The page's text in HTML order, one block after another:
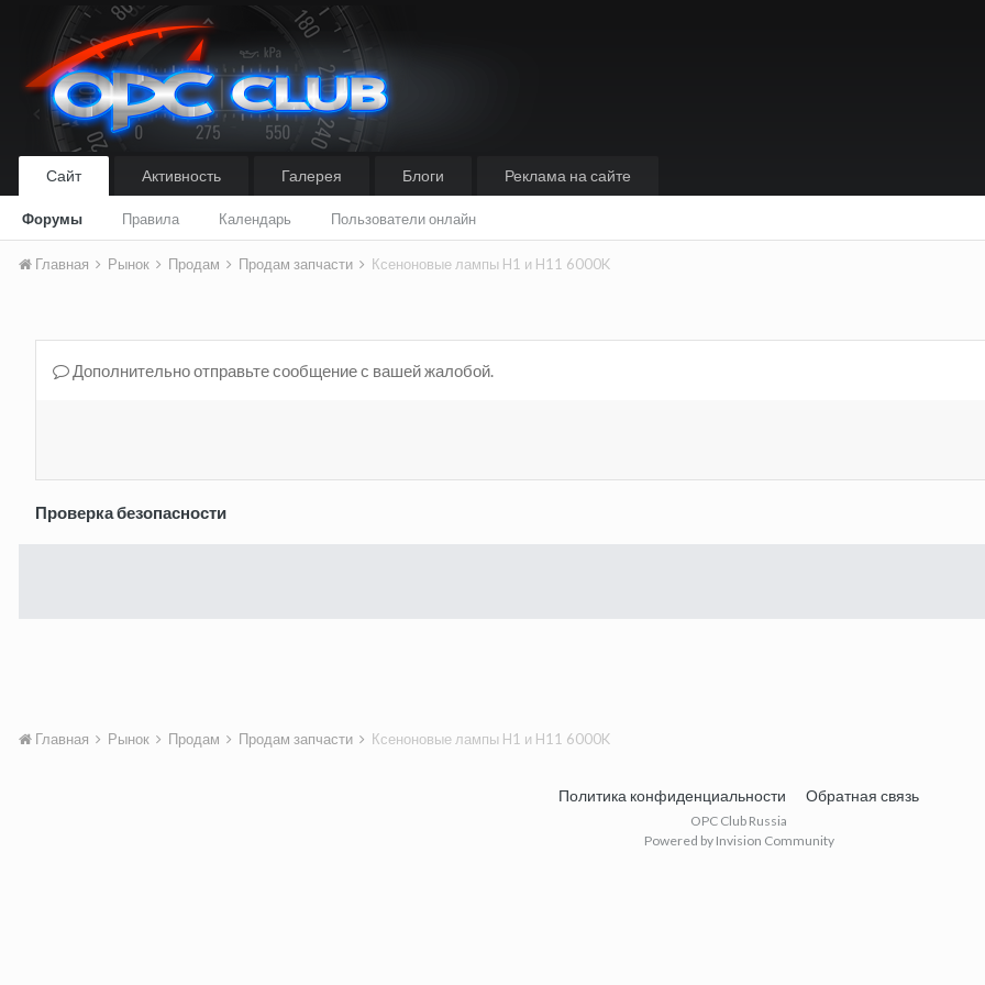
Сайт
Форумы Правила Календарь Пользователи онлайн
Активность Галерея Блоги Реклама на сайте
Главная Рынок Продам Продам запчасти Ксеноновые лампы H1 и H11 6000K
Дополнительно отправьте сообщение с вашей жалобой.
Проверка безопасности
Главная Рынок Продам Продам запчасти Ксеноновые лампы H1 и H11 6000K
Политика конфиденциальности Обратная связь
OPC Club Russia
Powered by Invision Community